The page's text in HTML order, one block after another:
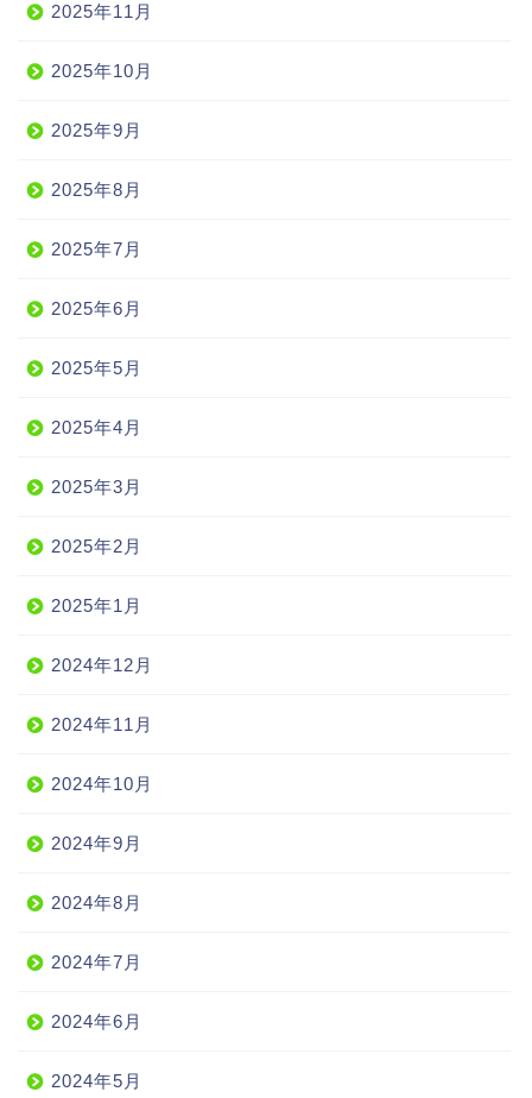
2025年11月
2025年10月
2025年9月
2025年8月
2025年7月
2025年6月
2025年5月
2025年4月
2025年3月
2025年2月
2025年1月
2024年12月
2024年11月
2024年10月
2024年9月
2024年8月
2024年7月
2024年6月
2024年5月